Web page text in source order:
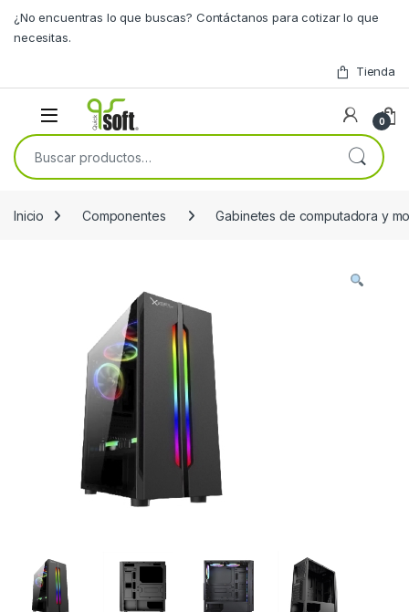
¿No encuentras lo que buscas? Contáctanos para cotizar lo que
necesitas.
Tienda
0
Buscar por:
Inicio Componentes Gabinetes de computadora y